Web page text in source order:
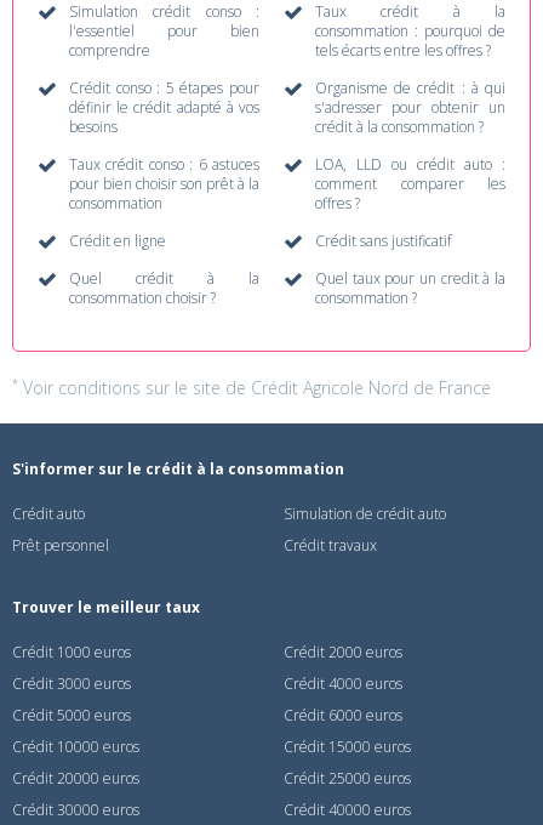
Simulation crédit conso :
l'essentiel pour bien
comprendre
Taux crédit à la
consommation : pourquoi de
tels écarts entre les offres ?
Crédit conso : 5 étapes pour
définir le crédit adapté à vos
besoins
Organisme de crédit : à qui
s'adresser pour obtenir un
crédit à la consommation ?
Taux crédit conso : 6 astuces
pour bien choisir son prêt à la
consommation
LOA, LLD ou crédit auto :
comment comparer les
offres ?
Crédit en ligne
Crédit sans justificatif
Quel crédit à la
consommation choisir ?
Quel taux pour un credit à la
consommation ?
* Voir conditions sur le site de Crédit Agricole Nord de France
S'informer sur le crédit à la consommation
Crédit auto
Simulation de crédit auto
Prêt personnel
Crédit travaux
Trouver le meilleur taux
Crédit 1000 euros
Crédit 2000 euros
Crédit 3000 euros
Crédit 4000 euros
Crédit 5000 euros
Crédit 6000 euros
Crédit 10000 euros
Crédit 15000 euros
Crédit 20000 euros
Crédit 25000 euros
Crédit 30000 euros
Crédit 40000 euros